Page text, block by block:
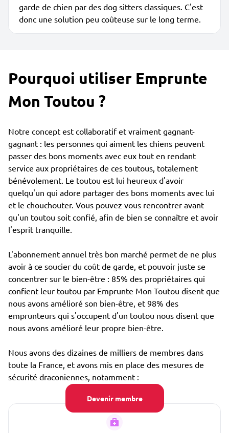
Devenir membre
garde de chien par des dog sitters classiques. C'est
donc une solution peu coûteuse sur le long terme.
Pourquoi utiliser Emprunte
Mon Toutou ?
Notre concept est collaboratif et vraiment gagnant-
gagnant : les personnes qui aiment les chiens peuvent
passer des bons moments avec eux tout en rendant
service aux propriétaires de ces toutous, totalement
bénévolement. Le toutou est lui heureux d'avoir
quelqu'un qui adore partager des bons moments avec lui
et le chouchouter. Vous pouvez vous rencontrer avant
qu'un toutou soit confié, afin de bien se connaître et avoir
l'esprit tranquille.
L'abonnement annuel très bon marché permet de ne plus
avoir à ce soucier du coût de garde, et pouvoir juste se
concentrer sur le bien-être : 85% des propriétaires qui
confient leur toutou par Emprunte Mon Toutou disent que
nous avons amélioré son bien-être, et 98% des
emprunteurs qui s'occupent d'un toutou nous disent que
nous avons amélioré leur propre bien-être.
Nous avons des dizaines de milliers de membres dans
toute la France, et avons mis en place des mesures de
sécurité draconiennes, notamment :